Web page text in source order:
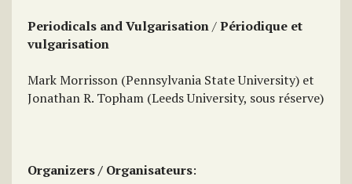
Periodicals and Vulgarisation/Périodique et
vulgarisation
Mark Morrisson (Pennsylvania State University) et
Jonathan R. Topham (Leeds University, sous réserve)
Organizers/ Organisateurs: